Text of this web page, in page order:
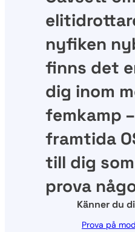
nyfiken
finns det
dig inom
femkamp
framtida
till dig
prova
Känner du
Prova på